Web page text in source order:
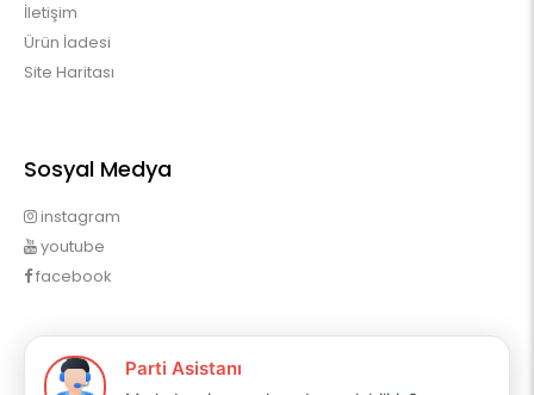
İletişim
Ürün İadesi
Site Haritası
Sosyal Medya
instagram
youtube
facebook
Profilim